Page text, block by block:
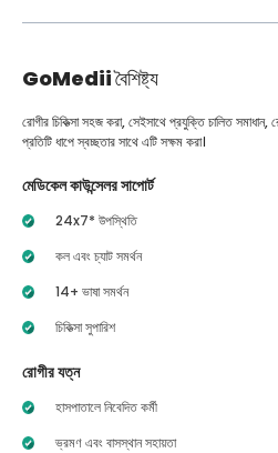
GoMediiবৈশিষ্ট্য
রোগীর চিকিত্সা সহজ করা, সেইসাথে প্রযুক্তি চালিত সমাধান,
প্রতিটি ধাপে স্বচ্ছতার সাথে এটি সক্ষম করা।
মেডিকেল কাউন্সেলর সাপোর্ট
24x7* উপস্থিতি
কল এবং চ্যাট সমর্থন
14+ ভাষা সমর্থন
চিকিত্সা সুপারিশ
রোগীর যত্ন
হাসপাতালে নিবেদিত কর্মী
ভ্রমণ এবং বাসস্থান সহায়তা